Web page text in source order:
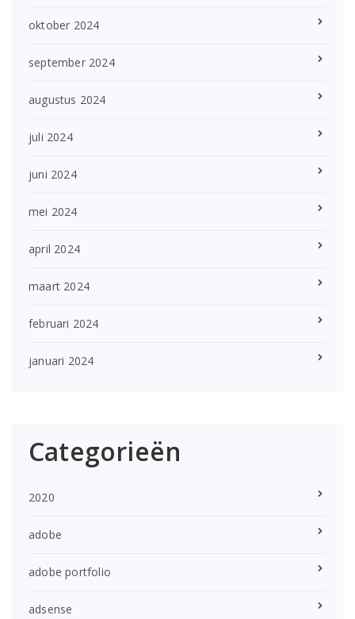
oktober 2024
september 2024
augustus 2024
juli 2024
juni 2024
mei 2024
april 2024
maart 2024
februari 2024
januari 2024
Categorieën
2020
adobe
adobe portfolio
adsense